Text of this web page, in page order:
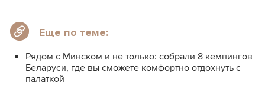
Еще по теме:
Рядом с Минском и не только: собрали 8 кемпингов
Беларуси, где вы сможете комфортно отдохнуть с
палаткой